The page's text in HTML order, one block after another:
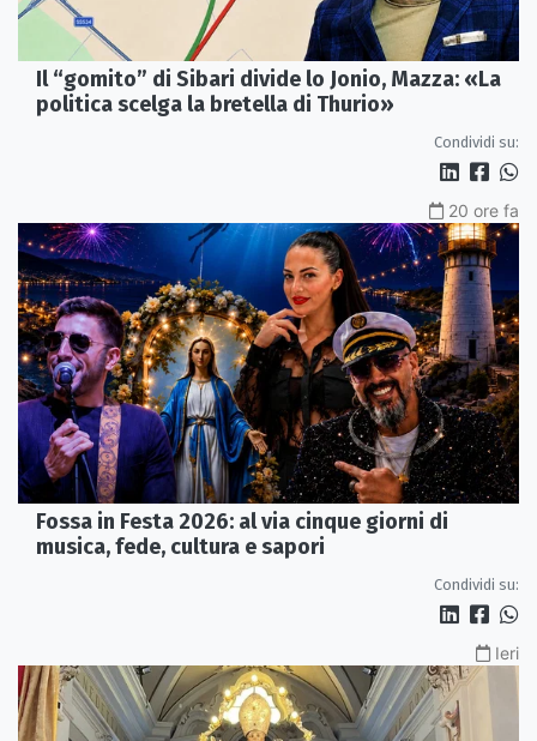
Il “gomito” di Sibari divide lo Jonio, Mazza: «La
politica scelga la bretella di Thurio»
Condividi su:
20 ore fa
Fossa in Festa 2026: al via cinque giorni di
musica, fede, cultura e sapori
Condividi su:
Ieri